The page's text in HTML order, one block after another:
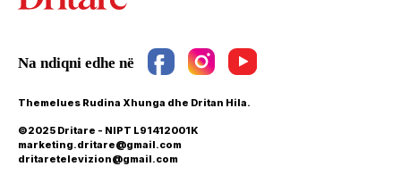
Themelues Rudina Xhunga dhe Dritan Hila.
©2025 Dritare - NIPT L91412001K
marketing.dritare@gmail.com
dritaretelevizion@gmail.com